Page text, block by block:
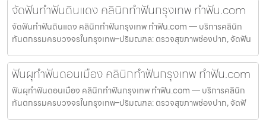
จัดฟันทำฟันดินแดง คลินิกทำฟันกรุงเทพ ทำฟัน.com
จัดฟันทำฟันดินแดง คลินิกทำฟันกรุงเทพ ทำฟัน.com — บริการคลินิก
ทันตกรรมครบวงจรในกรุงเทพ–ปริมณฑล: ตรวจสุขภาพช่องปาก, จัดฟัน
ฟันผุทำฟันดอนเมือง คลินิกทำฟันกรุงเทพ ทำฟัน.com
ฟันผุทำฟันดอนเมือง คลินิกทำฟันกรุงเทพ ทำฟัน.com — บริการคลินิก
ทันตกรรมครบวงจรในกรุงเทพ–ปริมณฑล: ตรวจสุขภาพช่องปาก, จัดฟั